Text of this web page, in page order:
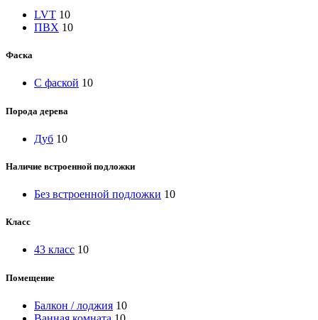
LVT 10
ПВХ 10
Фаска
С фаской 10
Порода дерева
Дуб 10
Наличие встроенной подложки
Без встроенной подложки 10
Класс
43 класс 10
Помещение
Балкон / лоджия 10